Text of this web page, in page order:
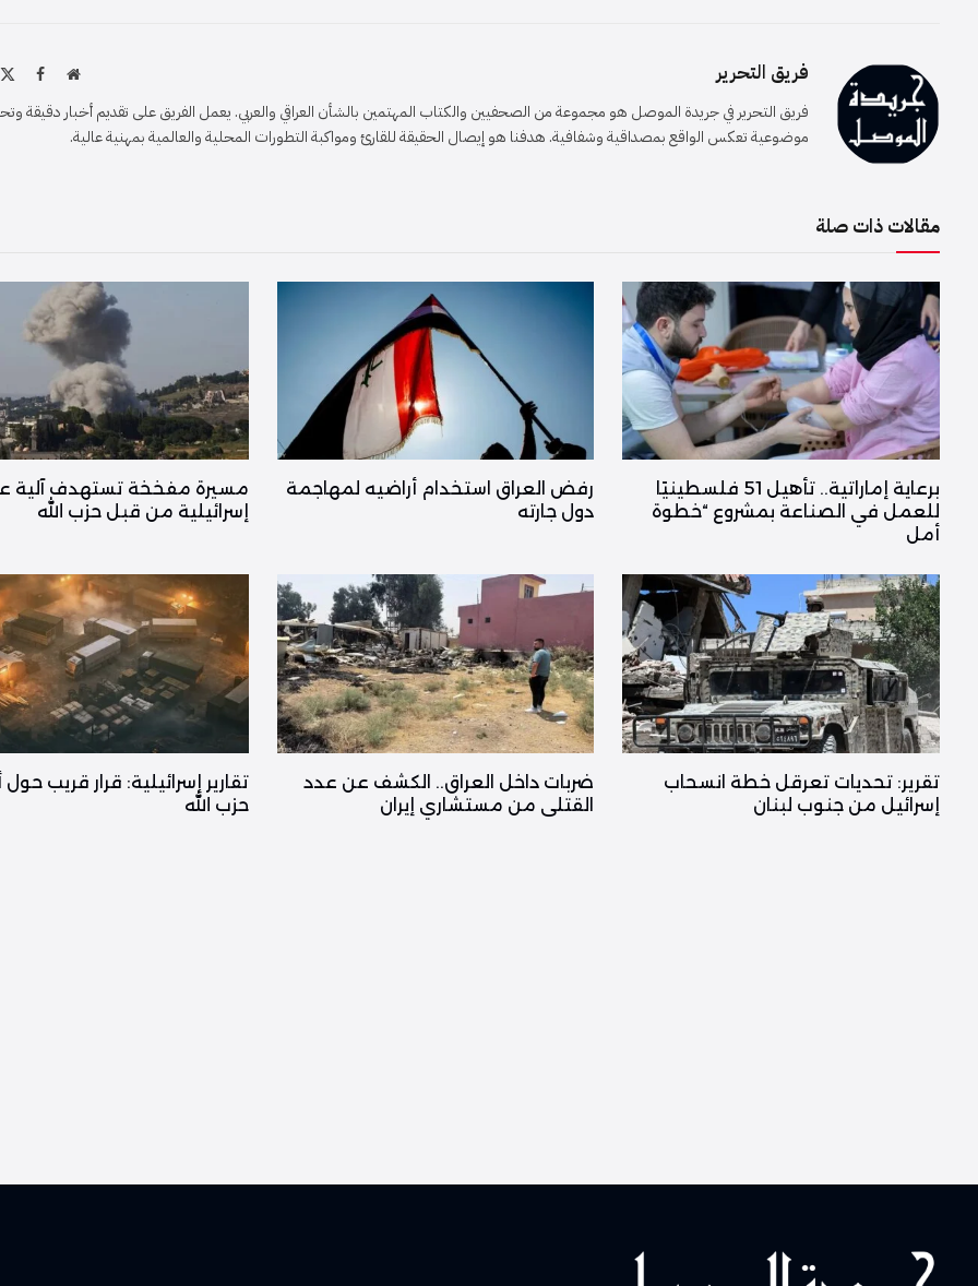
فريق التحرير
موقع
فريق التحرير في جريدة الموصل هو مجموعة من الصحفيين والكتاب المهتمين بالشأن العراقي والعربي. يعمل الفريق على تقديم أخبار دقيقة
موضوعية تعكس الواقع بمصداقية وشفافية. هدفنا هو إيصال الحقيقة للقارئ ومواكبة التطورات المحلية والعالمية بمهنية عالية.
مقالات ذات صلة
برعاية إماراتية.. تأهيل 51 فلسطينيًا
للعمل في الصناعة بمشروع “خطوة
أمل
رفض العراق استخدام أراضيه لمهاجمة
دول جارته
مسيرة مفخخة تستهدف آلية
إسرائيلية من قبل حزب الله
تقرير: تحديات تعرقل خطة انسحاب
إسرائيل من جنوب لبنان
ضربات داخل العراق.. الكشف عن عدد
القتلى من مستشاري إيران
تقارير إسرائيلية: قرار قريب حول
حزب الله